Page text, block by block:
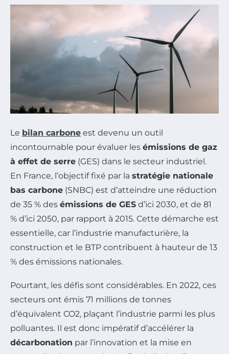
Le bilan carbone est devenu un outil
incontournable pour évaluer les émissions de gaz
à effet de serre (GES) dans le secteur industriel.
En France, l’objectif fixé par la stratégie nationale
bas carbone (SNBC) est d’atteindre une réduction
de 35 % des émissions de GES d’ici 2030, et de 81
% d’ici 2050, par rapport à 2015. Cette démarche est
essentielle, car l’industrie manufacturière, la
construction et le BTP contribuent à hauteur de 13
% des émissions nationales.
Pourtant, les défis sont considérables. En 2022, ces
secteurs ont émis 71 millions de tonnes
d’équivalent CO2, plaçant l’industrie parmi les plus
polluantes. Il est donc impératif d’accélérer la
décarbonation par l’innovation et la mise en